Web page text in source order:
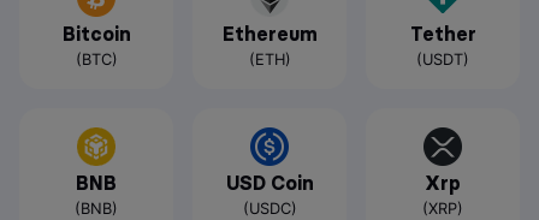
Bitcoin
(BTC)
Ethereum
(ETH)
Tether
(USDT)
BNB
(BNB)
USD Coin
(USDC)
Xrp
(XRP)